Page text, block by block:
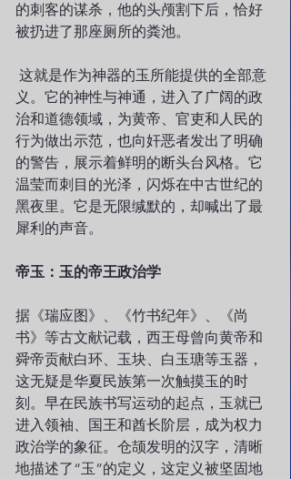
的刺客的谋杀，他的头颅割下后，恰好
被扔进了那座厕所的粪池。
义。它的神性与神通，进入了广阔的政
治和道德领域，为黄帝、官吏和人民的
行为做出示范，也向奸恶者发出了明确
的警告，展示着鲜明的断头台风格。它
温莹而刺目的光泽，闪烁在中古世纪的
黑夜里。它是无限缄默的，却喊出了最
犀利的声音。
帝玉：玉的帝王政治学
据《瑞应图》、《竹书纪年》、《尚
书》等古文献记载，西王母曾向黄帝和
舜帝贡献白环、玉块、白玉瑭等玉器，
这无疑是华夏民族第一次触摸玉的时
刻。早在民族书写运动的起点，玉就已
进入领袖、国王和酋长阶层，成为权力
政治学的象征。仓颉发明的汉字，清晰
地描述了“玉”的定义，这定义被坚固地